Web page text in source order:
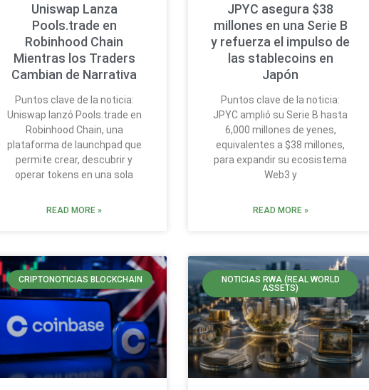
Uniswap Lanza
Pools.trade en
Robinhood Chain
Mientras los Traders
Cambian de Narrativa
Puntos clave de la noticia:
Uniswap lanzó Pools.trade en
Robinhood Chain, una
plataforma de launchpad que
permite crear, descubrir y
operar tokens en una sola
READ MORE »
JPYC asegura $38
millones en una Serie B
y refuerza el impulso de
las stablecoins en
Japón
Puntos clave de la noticia:
JPYC amplió su Serie B hasta
6,000 millones de yenes,
equivalentes a $38 millones,
para expandir su ecosistema
Web3 y
READ MORE »
CRIPTONOTICIAS BLOCKCHAIN
NOTICIAS RWA (REAL WORLD
ASSETS)